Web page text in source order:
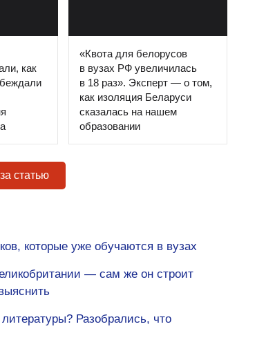
как
«Квота для белорусов
в вузах РФ увеличилась
в 18 раз». Эксперт — о том,
как изоляция Беларуси
сказалась на нашем
образовании
статью
которые уже обучаются в вузах
— сам же он строит
Разобрались, что